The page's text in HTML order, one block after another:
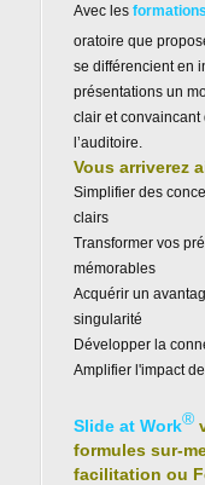
Avec les
oratoire que
se différencient en
présentations un
clair et convaincant
l’auditoire.
Vous arriverez
Simplifier des
clairs
Transformer vos
mémorables
Acquérir un
singularité
Développer la
Amplifier l'impact
Slide at Work®
formules sur-
facilitation ou